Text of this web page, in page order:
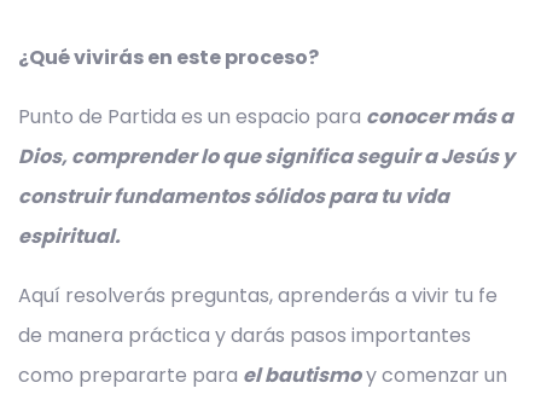
¿Qué vivirás en este proceso?
Punto de Partida es un espacio para conocer más a
Dios, comprender lo que significa seguir a Jesús y
construir fundamentos sólidos para tu vida
espiritual.
Aquí resolverás preguntas, aprenderás a vivir tu fe
de manera práctica y darás pasos importantes
como prepararte para el bautismoy comenzar un